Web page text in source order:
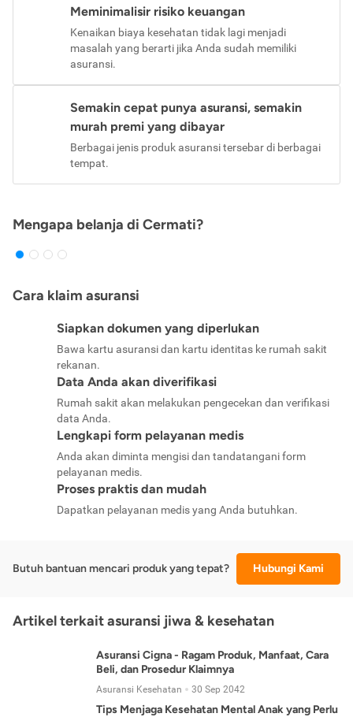
Meminimalisir risiko keuangan
Kenaikan biaya kesehatan tidak lagi menjadi
masalah yang berarti jika Anda sudah memiliki
asuransi.
Semakin cepat punya asuransi, semakin
murah premi yang dibayar
Berbagai jenis produk asuransi tersebar di berbagai
tempat.
Mengapa belanja di Cermati?
Cara klaim asuransi
Siapkan dokumen yang diperlukan
Bawa kartu asuransi dan kartu identitas ke rumah sakit
rekanan.
Data Anda akan diverifikasi
Rumah sakit akan melakukan pengecekan dan verifikasi
data Anda.
Lengkapi form pelayanan medis
Anda akan diminta mengisi dan tandatangani form
pelayanan medis.
Proses praktis dan mudah
Dapatkan pelayanan medis yang Anda butuhkan.
Butuh bantuan mencari produk yang tepat? Hubungi Kami
Artikel terkait asuransi jiwa & kesehatan
Asuransi Cigna - Ragam Produk, Manfaat, Cara
Beli, dan Prosedur Klaimnya
Asuransi Kesehatan 30 Sep 2042
Tips Menjaga Kesehatan Mental Anak yang Perlu